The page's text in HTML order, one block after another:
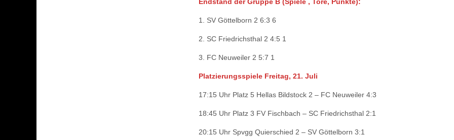
1. SV Göttelborn 2 6:3 6
2. SC Friedrichsthal 2 4:5 1
3. FC Neuweiler 2 5:7 1
Platzierungsspiele Freitag, 21. Juli
17:15 Uhr Platz 5 Hellas Bildstock 2 – FC Neuweiler 4:3
18:45 Uhr Platz 3 FV Fischbach – SC Friedrichsthal 2:1
20:15 Uhr Spvgg Quierschied 2 – SV Göttelborn 3:1